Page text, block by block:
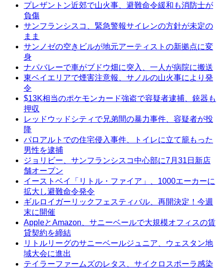
プレザントン近郊で山火事、避難命令緩和も消防士が
負傷
サンフランシスコ、緊急警報サイレンの方針が未定の
まま
サンノゼの空きビルが地元アーティストの新拠点に変
身
ナパバレーで車がブドウ畑に突入、一人が病院に搬送
東ベイエリアで煙害注意報、サノルの山火事により発
令
$13K相当のポケモンカード強盗で容疑者逮捕、銃器も
押収
レッドウッドシティで兄弟間の暴力事件、容疑者が投
降
パロアルトでの住宅侵入事件、トイレに立て籠もった
男性を逮捕
ジョリビー、サンフランシスコ中心部に7月31日新店
舗オープン
イーストベイ「リトル・ファイア」、1000エーカーに
拡大し避難命令発令
ギルロイガーリックフェスティバル、再開決定！今週
末に開催
AppleとAmazon、サニーベールで大規模オフィスの賃
貸契約を締結
リトルリーグのサニーベールジュニア、ウェスタン地
域大会に進出
テイラーファームズのレタス、サイクロスポーラ感染